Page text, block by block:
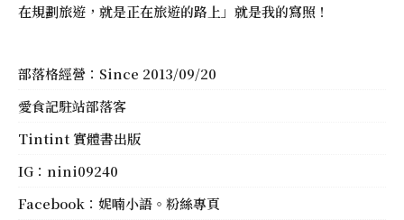
在規劃旅遊，就是正在旅遊的路上」就是我的寫照！
部落格經營：Since 2013/09/20
愛食記駐站部落客
Tintint 實體書出版
IG： nini09240
Facebook： 妮喃小語。粉絲專頁